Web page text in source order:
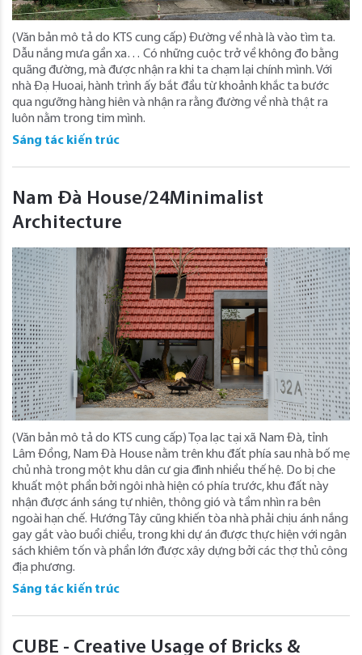
(Văn bản mô tả do KTS cung cấp) Đường về nhà là vào tìm ta.
Dẫu nắng mưa gần xa… Có những cuộc trở về không đo bằng
quãng đường, mà được nhận ra khi ta chạm lại chính mình. Với
nhà Đạ Huoai, hành trình ấy bắt đầu từ khoảnh khắc ta bước
qua ngưỡng hàng hiên và nhận ra rằng đường về nhà thật ra
luôn nằm trong tim mình.
Sáng tác kiến trúc
Nam Đà House/24Minimalist
Architecture
(Văn bản mô tả do KTS cung cấp) Tọa lạc tại xã Nam Đà, tỉnh
Lâm Đồng, Nam Đà House nằm trên khu đất phía sau nhà bố mẹ
chủ nhà trong một khu dân cư gia đình nhiều thế hệ. Do bị che
khuất một phần bởi ngôi nhà hiện có phía trước, khu đất này
nhận được ánh sáng tự nhiên, thông gió và tầm nhìn ra bên
ngoài hạn chế. Hướng Tây cũng khiến tòa nhà phải chịu ánh nắng
gay gắt vào buổi chiều, trong khi dự án được thực hiện với ngân
sách khiêm tốn và phần lớn được xây dựng bởi các thợ thủ công
địa phương.
Sáng tác kiến trúc
CUBE - Creative Usage of Bricks &